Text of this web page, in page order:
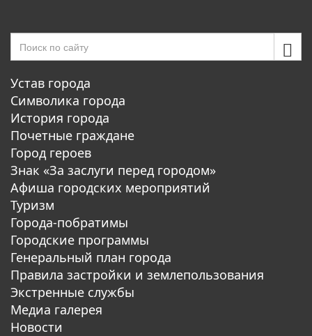
Устав города
Символика города
История города
Почетные граждане
Город героев
Знак «За заслуги перед городом»
Афиша городских мероприятий
Туризм
Города-побратимы
Городские программы
Генеральный план города
Правила застройки и землепользования
Экстренные службы
Медиа галерея
Новости